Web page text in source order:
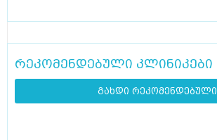
რეკომენდებული კლინიკები
გახდი რეკომენდებული